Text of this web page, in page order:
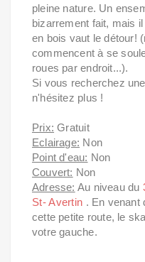
pleine nature. Un
bizarrement fait, mais
en bois vaut le détour!
commencent à se
roues par endroit...).
Si vous recherchez
n'hésitez plus !
Prix: Gratuit
Eclairage: Non
Point d'eau: Non
Couvert: Non
Adresse: Au niveau du
St- Avertin . En venant
cette petite route, le
votre gauche.